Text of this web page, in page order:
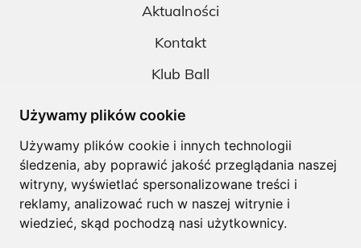
Używamy plików cookie
Używamy plików cookie i innych technologii
śledzenia, aby poprawić jakość przeglądania naszej
witryny, wyświetlać spersonalizowane treści i
reklamy, analizować ruch w naszej witrynie i
wiedzieć, skąd pochodzą nasi użytkownicy.
Aktualności
Kontakt
Klub Ball
Pobieranie
Polityka prywatności
Regulamin